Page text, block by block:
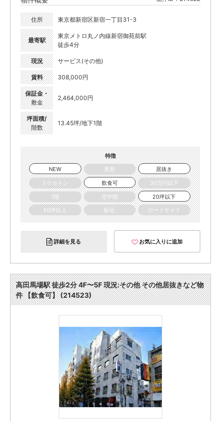
住所 東京都新宿区新宿一丁目31-3
最寄駅
東京メトロ丸ノ内線新宿御苑前駅
徒歩4分
現況 サービス(その他)
賃料 308,000円
保証金・
敷金
2,464,000円
坪面積/
階数
13.45坪/地下1階
特徴
NEW
更新
居抜き
スケルトン
飲食可
30万円以下
1階
空中階
20坪以下
50坪以上
駅近 ロードサイド
詳細を見る お気に入りに追加
高田馬場駅 徒歩2分 4F〜5F 現況:その他 その他居抜きなど物
件 【飲食可】 (214523)